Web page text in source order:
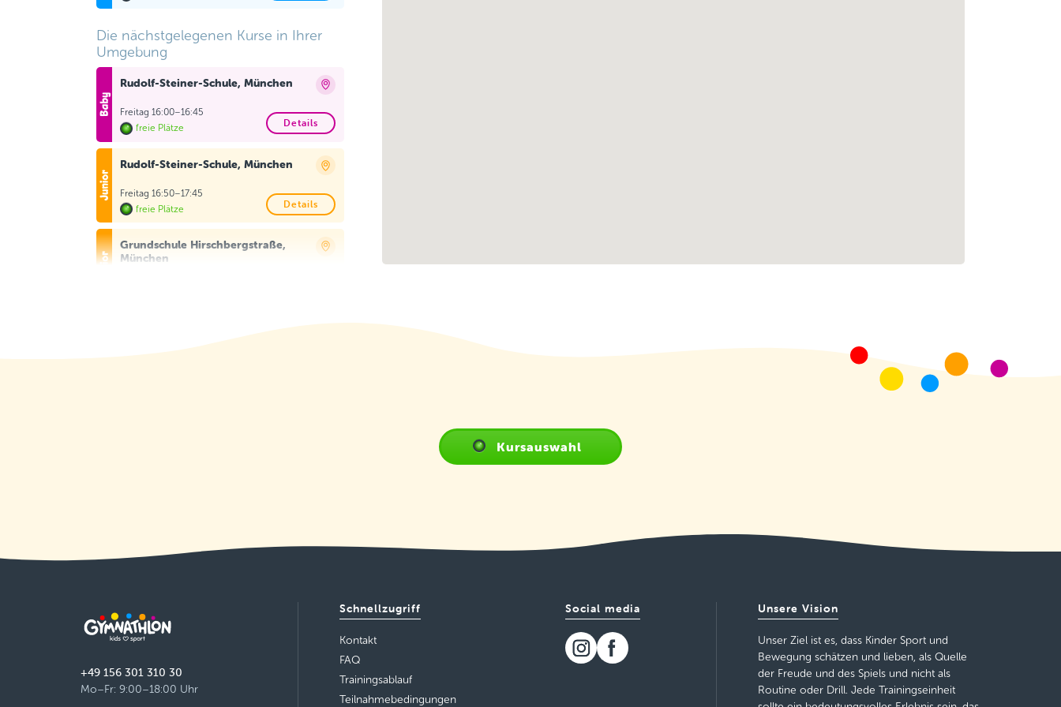
Die nächstgelegenen Kurse in Ihrer
Umgebung
Rudolf-Steiner-Schule, München
Freitag 16:00–16:45
freie Plätze
Details
Rudolf-Steiner-Schule, München
Freitag 16:50–17:45
freie Plätze
Details
Grundschule Hirschbergstraße,
München
Grundschule Hirschbergstraße,
Montag 18:00–18:55
freie Plätze
Montag 17:50–18:45
freie Plätze
Kursauswahl
+49 156 301 310 30
Mo–Fr: 9:00–18:00 Uhr
Schnellzugriff
Kontakt
FAQ
Trainingsablauf
Teilnahmebedingungen
Social media Unsere Vision
Unser Ziel ist es, dass Kinder Sport und
Bewegung schätzen und lieben, als Quelle
der Freude und des Spiels und nicht als
Routine oder Drill. Jede Trainingseinheit